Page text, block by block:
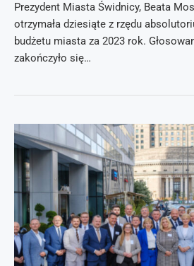
Prezydent Miasta Świdnicy, Beata
otrzymała dziesiąte z rzędu
budżetu miasta za 2023 rok.
zakończyło się…